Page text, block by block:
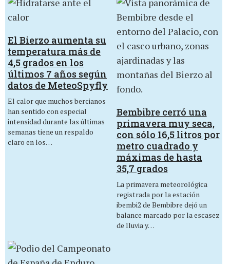
El Bierzo aumenta su
temperatura más de
4,5 grados en los
últimos 7 años según
datos de MeteoSpyfly
El calor que muchos bercianos
han sentido con especial
intensidad durante las últimas
semanas tiene un respaldo
claro en los…
Bembibre cerró una
primavera muy seca,
con sólo 16,5 litros por
metro cuadrado y
máximas de hasta
35,7 grados
La primavera meteorológica
registrada por la estación
ibembi2 de Bembibre dejó un
balance marcado por la escasez
de lluvia y…